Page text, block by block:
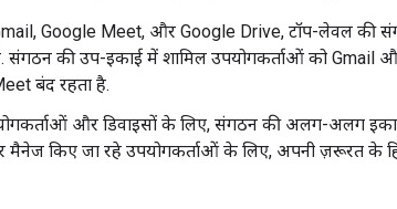
Google Meet, और Google Drive, टॉप-लेवल की
संगठन की उप-इकाई में शामिल उपयोगकर्ताओं को Gmail
बंद रहता है.
और डिवाइसों के लिए, संगठन की अलग-अलग
मैनेज किए जा रहे उपयोगकर्ताओं के लिए, अपनी ज़रूरत के